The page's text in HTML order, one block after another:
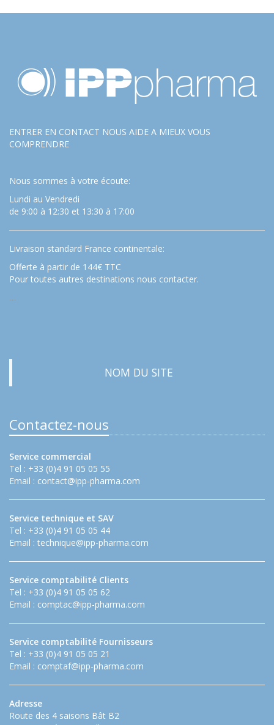
ENTRER EN CONTACT NOUS AIDE A MIEUX VOUS
COMPRENDRE
Nous sommes à votre écoute:
Lundi au Vendredi
de 9:00 à 12:30 et 13:30 à 17:00
Livraison standard France continentale:
Offerte à partir de 144€ TTC
Pour toutes autres destinations nous contacter.
…
NOM DU SITE
Contactez-nous
Service commercial
Tel : +33 (0)4 91 05 05 55
Email : contact@ipp-pharma.com
Service technique et SAV
Tel : +33 (0)4 91 05 05 44
Email : technique@ipp-pharma.com
Service comptabilité Clients
Tel : +33 (0)4 91 05 05 62
Email : comptac@ipp-pharma.com
Service comptabilité Fournisseurs
Tel : +33 (0)4 91 05 05 21
Email : comptaf@ipp-pharma.com
Adresse
Route des 4 saisons Bât B2